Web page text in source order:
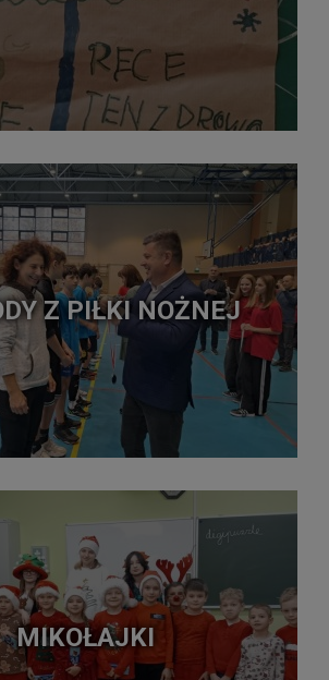
Z PIŁKI NOŻNEJ
MIKOŁAJKI